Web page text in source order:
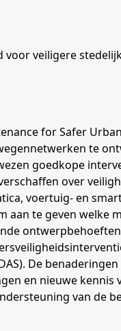
veiligere
for Safer
te
goedkope
over
voertuig- en
aan te geven welke
De
en nieuwe kennis
van de